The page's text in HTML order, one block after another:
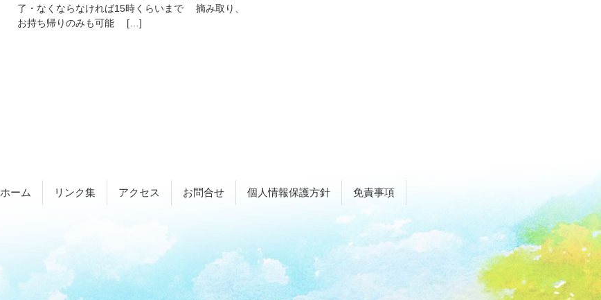
了・なくならなければ15時くらいまで 摘み取り、
お持ち帰りのみも可能 […]
ホーム リンク集 アクセス お問合せ 個人情報保護方針 免責事項